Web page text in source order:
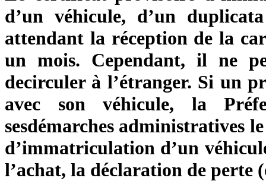
d’un véhicule, d’un
attendant la réception de la
un mois. Cependant, il ne
decirculer à l’étranger. Si un
avec son véhicule, la
sesdémarches administratives
d’immatriculation d’un
l’achat, la déclaration de perte